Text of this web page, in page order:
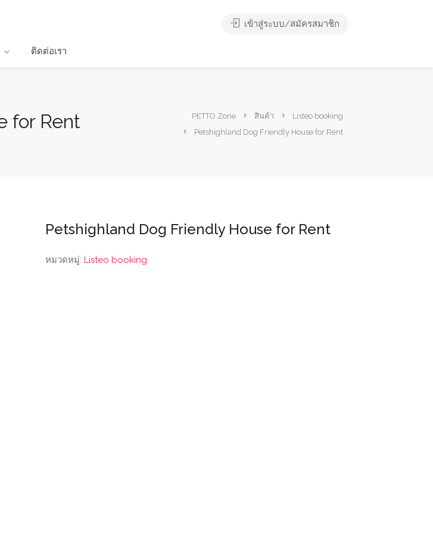
ติดต่อเรา
เข้าสู่ระบบ/สมัครสมาชิก
for Rent PETTO Zone สินค้า
Listeo booking
Petshighland Dog Friendly House for Rent
Petshighland Dog Friendly House for Rent
หมวดหมู่:Listeo booking